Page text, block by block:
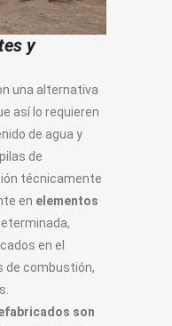
y
una alternativa
así lo requieren
de agua y
de
técnicamente
en elementos
en el
de combustión,
son